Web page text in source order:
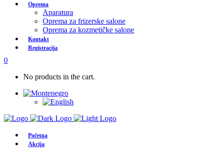
Oprema
Aparatura
Oprema za frizerske salone
Oprema za kozmetičke salone
Kontakt
Registracija
0
No products in the cart.
Početna
Akcija